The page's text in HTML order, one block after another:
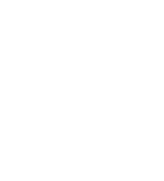
得很好，而且报了课可以终
课老师专业又有责任心，非
地给我们讲解，鼓励我们，
:线上线下配套都有教学，有